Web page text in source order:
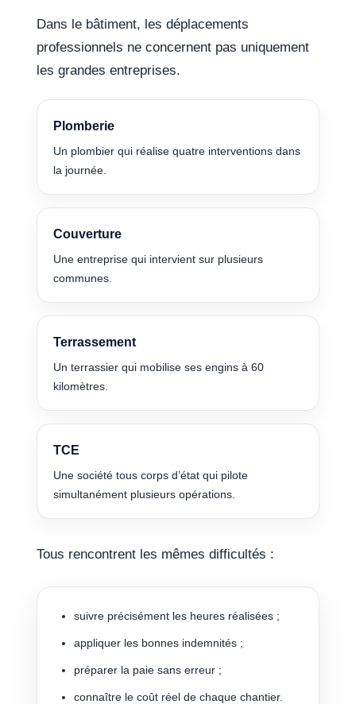
Dans le bâtiment, les déplacements
professionnels ne concernent pas uniquement
les grandes entreprises.
Plomberie
Un plombier qui réalise quatre interventions dans
la journée.
Couverture
Une entreprise qui intervient sur plusieurs
communes.
Terrassement
Un terrassier qui mobilise ses engins à 60
kilomètres.
TCE
Une société tous corps d’état qui pilote
simultanément plusieurs opérations.
Tous rencontrent les mêmes difficultés :
suivre précisément les heures réalisées ;
appliquer les bonnes indemnités ;
préparer la paie sans erreur ;
connaître le coût réel de chaque chantier.